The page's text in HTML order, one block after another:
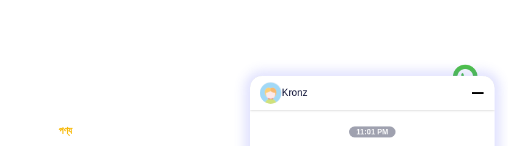
পণ্য
Kronz
11:01 PM